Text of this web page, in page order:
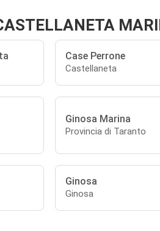
Case Perrone
Castellaneta
Ginosa Marina
Provincia di Taranto
Ginosa
Ginosa